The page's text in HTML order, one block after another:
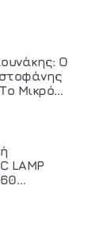
Ο
Μικρό
LAMP